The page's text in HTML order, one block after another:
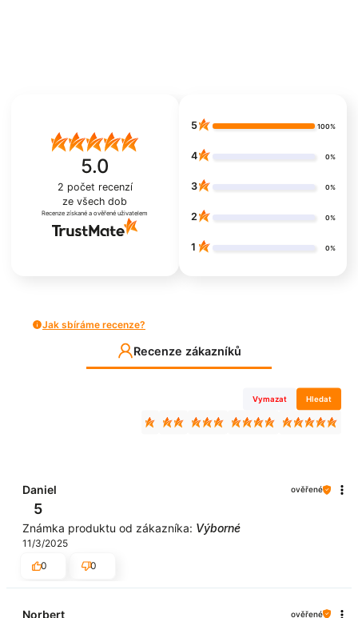
5.0
2 počet recenzí
ze všech dob
Recenze získané a ověřené uživatelem
5 100%
4 0%
3 0%
2 0%
1 0%
Jak sbíráme recenze?
Recenze zákazníků
Vymazat Hledat
Daniel ověřené
5
Známka produktu od zákazníka: Výborné
11/3/2025
0
0
Norbert ověřené